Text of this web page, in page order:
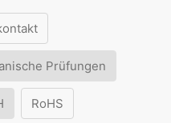
Prüfungen
RoHS